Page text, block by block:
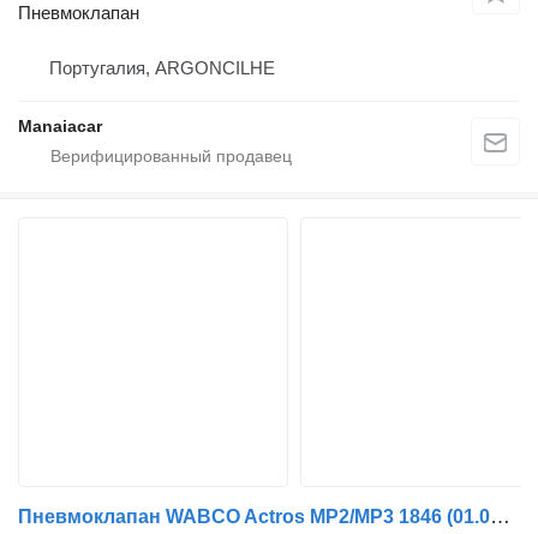
Пневмоклапан
Португалия, ARGONCILHE
Manaiacar
Пневмоклапан WABCO Actros MP2/MP3 1846 (01.02-) 4720706390 для грузовика Mercedes-Benz Actros, Axor MP1, MP2, MP3 (1996-2014)